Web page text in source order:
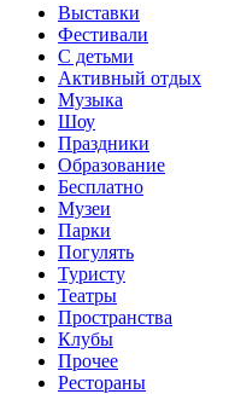
Выставки
Фестивали
С детьми
Активный отдых
Музыка
Шоу
Праздники
Образование
Бесплатно
Музеи
Парки
Погулять
Туристу
Театры
Пространства
Клубы
Прочее
Рестораны